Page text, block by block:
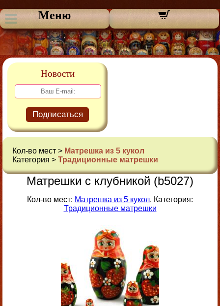
Меню
Новости
Подписаться
Кол-во мест > Матрешка из 5 кукол
Категория > Традиционные матрешки
Матрешки с клубникой (b5027)
Кол-во мест: Матрешка из 5 кукол, Категория:
Традиционные матрешки